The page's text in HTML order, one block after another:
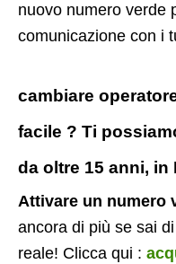
nuovo numero verde
comunicazione con i
cambiare
facile ? Ti
da oltre 15 anni, in
Attivare un numero
ancora di più se sai
reale! Clicca qui :